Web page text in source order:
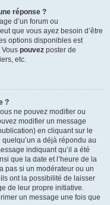
réponse ?
d’un forum ou
que vous ayez besoin d’être
options disponibles est
pouvez poster de
etc.
?
ne pouvez modifier ou
modifier un message
en cliquant sur le
a déjà répondu au
indiquant qu’il a été
que la date et l’heure de la
pas si un modérateur ou un
ont la possibilité de laisser
de leur propre initiative.
un message une fois que